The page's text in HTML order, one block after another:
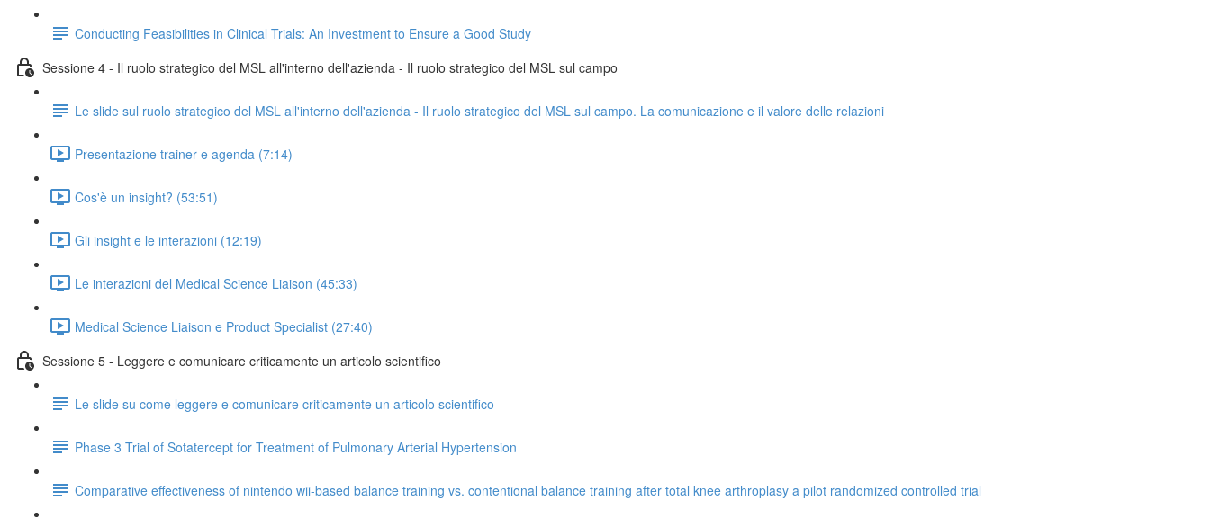
Conducting Feasibilities in Clinical Trials: An Investment to Ensure a Good Study
Sessione 4 - Il ruolo strategico del MSL all'interno dell'azienda - Il ruolo strategico del MSL sul campo
Le slide sul ruolo strategico del MSL all'interno dell'azienda - Il ruolo strategico del MSL sul campo. La comunicazione e il valore delle relazioni
Presentazione trainer e agenda (7:14)
Cos'è un insight? (53:51)
Gli insight e le interazioni (12:19)
Le interazioni del Medical Science Liaison (45:33)
Medical Science Liaison e Product Specialist (27:40)
Sessione 5 - Leggere e comunicare criticamente un articolo scientifico
Le slide su come leggere e comunicare criticamente un articolo scientifico
Phase 3 Trial of Sotatercept for Treatment of Pulmonary Arterial Hypertension
Comparative effectiveness of nintendo wii-based balance training vs. contentional balance training after total knee arthroplasy a pilot randomized controlled trial